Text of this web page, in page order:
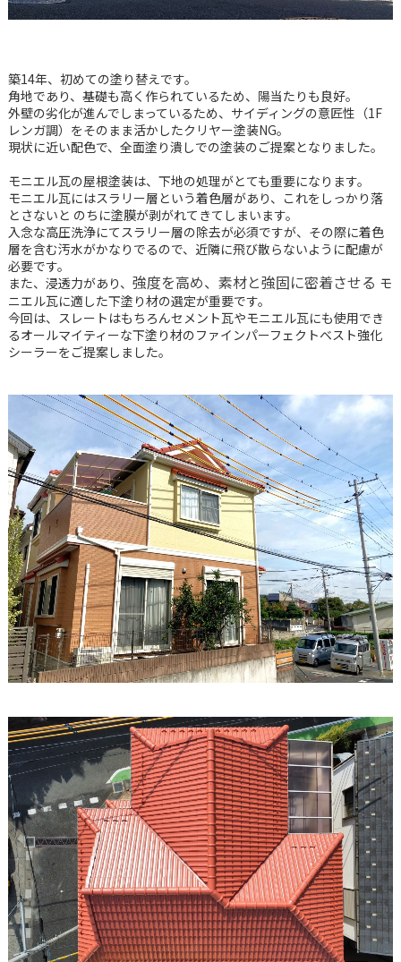
築14年、初めての塗り替えです。
角地であり、基礎も高く作られているため、陽当たりも良好。
外壁の劣化が進んでしまっているため、サイディングの意匠性（1F
レンガ調）をそのまま活かしたクリヤー塗装NG。
現状に近い配色で、全面塗り潰しでの塗装のご提案となりました。
モニエル瓦の屋根塗装は、下地の処理がとても重要になります。
モニエル瓦にはスラリー層という着色層があり、これをしっかり落
とさないと のちに塗膜が剥がれてきてしまいます。
入念な高圧洗浄にてスラリー層の除去が必須ですが、その際に着色
層を含む汚水がかなりでるので、近隣に飛び散らないように配慮が
必要です。
また、浸透力があり、
強度を高め、素材と強固に密着させる モ
ニエル瓦に適した下塗り材の選定が重要です。
今回は、スレートはもちろんセメント瓦やモニエル瓦にも使用でき
るオールマイティーな下塗り材のファインパーフェクトベスト強化
シーラーをご提案しました。